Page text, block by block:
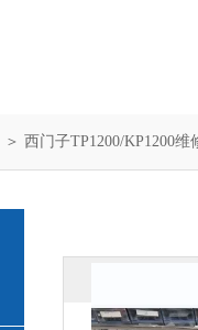
＞ 西门子TP1200/KP1200维